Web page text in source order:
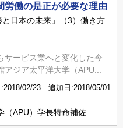
労働の是正が必要な理由
日本の未来」（3）働き方
サービス業へと変化した今
ジア太平洋大学（APU...
:2018/02/23 追加日:2018/05/01
（APU）学長特命補佐